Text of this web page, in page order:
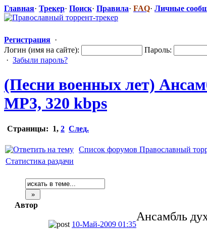
Главная· Трекер· Поиск· Правила· FAQ· Личные
Регистрация ·
Логин (имя на сайте):
Пароль:
· Забыли пароль?
(Песни военных лет)
MP3, 320 kbps
Страницы: 1, 2 След.
Список форумов Православный
Статистика раздачи
Автор
10-Май-2009 01:35
Ансамбль